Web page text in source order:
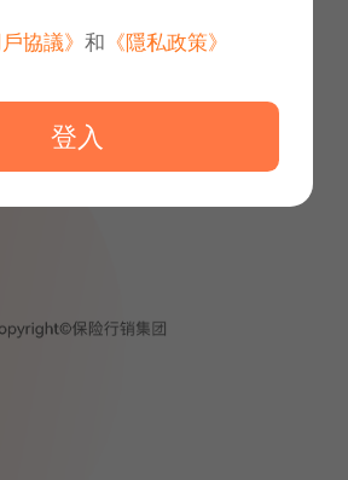
戶協議》和 《隱私政策》
登入